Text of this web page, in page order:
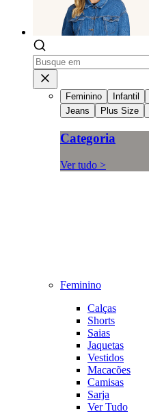
Feminino Infantil
Jeans
Plus Size
Categoria
Ver tudo >
Feminino
Calças
Shorts
Saias
Jaquetas
Vestidos
Macacões
Camisas
Sarja
Ver Tudo